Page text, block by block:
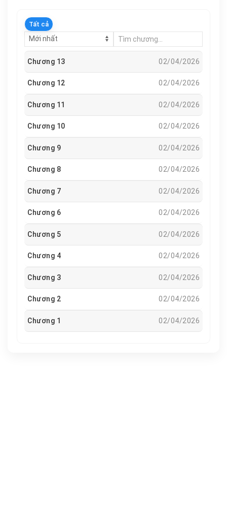
Tất cả
Chương 13 02/04/2026
Chương 12 02/04/2026
Chương 11 02/04/2026
Chương 10 02/04/2026
Chương 9 02/04/2026
Chương 8 02/04/2026
Chương 7 02/04/2026
Chương 6 02/04/2026
Chương 5 02/04/2026
Chương 4 02/04/2026
Chương 3 02/04/2026
Chương 2 02/04/2026
Chương 1 02/04/2026